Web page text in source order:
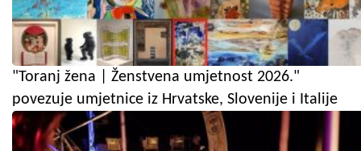
"Toranj žena | Ženstvena umjetnost 2026."
povezuje umjetnice iz Hrvatske, Slovenije i Italije